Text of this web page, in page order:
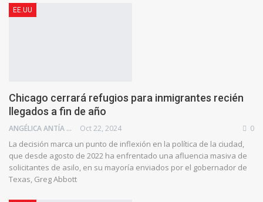
EE.UU
Chicago cerrará refugios para inmigrantes recién
llegados a fin de año
ANGÉLICA ANTÍA AZUAJE Oct 22, 2024 0
La decisión marca un punto de inflexión en la política de la ciudad,
que desde agosto de 2022 ha enfrentado una afluencia masiva de
solicitantes de asilo, en su mayoría enviados por el gobernador de
Texas, Greg Abbott